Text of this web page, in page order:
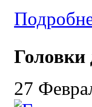
Головки
27